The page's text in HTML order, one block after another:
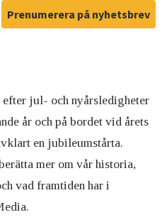
Prenumerera på nyhetsbrev
jul- och nyårsledigheter
år och på bordet vid årets
en jubileumstårta.
mer om vår historia,
vad framtiden har i